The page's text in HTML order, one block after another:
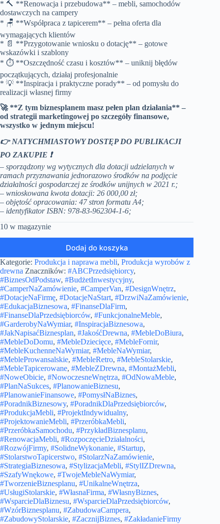
* 🔨 **Renowacja i przebudowa** – mebli, samochodów
dostawczych na campery
* 🪑 **Współpraca z tapicerem** – pełna oferta dla
wymagających klientów
* 📄 **Przygotowanie wniosku o dotację** – gotowe
wskazówki i szablony
* ⏱️ **Oszczędność czasu i kosztów** – uniknij błędów
początkujących, działaj profesjonalnie
* 💡 **Inspiracja i praktyczne porady** – od pomysłu do
realizacji własnej firmy
🚀 **Z tym biznesplanem masz pełen plan działania** –
od strategii marketingowej po szczegóły finansowe,
wszystko w jednym miejscu!
👉 NATYCHMIASTOWY DOSTĘP DO PUBLIKACJI
PO ZAKUPIE ❗
– sporządzony wg wytycznych dla dotacji udzielanych w
ramach przyznawania jednorazowo środków na podjęcie
działalności gospodarczej ze środków unijnych w 2021 r.;
– wnioskowana kwota dotacji: 26 000,00 zł;
– objętość opracowania: 47 stron formatu A4;
– identyfikator ISBN: 978-83-962304-1-6;
10 w magazynie
Dodaj do koszyka
Kategorie: Produkcja i naprawa mebli, Produkcja wyrobów z
drewna Znaczników: #ABCPrzedsiębiorcy,
#BiznesOdPodstaw, #BudżetInwestycyjny,
#CamperNaZamówienie, #CamperVan, #DesignWnętrz,
#DotacjeNaFirmę, #DotacjeNaStart, #DrzwiNaZamówienie,
#EdukacjaBiznesowa, #FinanseDlaFirm,
#FinanseDlaPrzedsiębiorców, #FunkcjonalneMeble,
#GarderobyNaWymiar, #InspiracjaBiznesowa,
#JakNapisaćBiznesplan, #JakośćDrewna, #MebleDoBiura,
#MebleDoDomu, #MebleDziecięce, #MebleFornir,
#MebleKuchenneNaWymiar, #MebleNaWymiar,
#MebleProwansalskie, #MebleRetro, #MebleStolarskie,
#MebleTapicerowane, #MebleZDrewna, #MontażMebli,
#NoweObicie, #NowoczesneWnętrza, #OdNowaMeble,
#PlanNaSukces, #PlanowanieBiznesu,
#PlanowanieFinansowe, #PomysłNaBiznes,
#PoradnikBiznesowy, #PoradnikDlaPrzedsiębiorców,
#ProdukcjaMebli, #ProjektIndywidualny,
#ProjektowanieMebli, #PrzeróbkaMebli,
#PrzeróbkaSamochodu, #PrzykładBiznesplanu,
#RenowacjaMebli, #RozpoczęcieDziałalności,
#RozwójFirmy, #SolidneWykonanie, #Startup,
#StolarstwoTapicerstwo, #StolarzNaZamówienie,
#StrategiaBiznesowa, #StylizacjaMebli, #StylIZDrewna,
#SzafyWnękowe, #TwojeMebleNaWymiar,
#TworzenieBiznesplanu, #UnikalneWnętrza,
#UsługiStolarskie, #WłasnaFirma, #WłasnyBiznes,
#WsparcieDlaBiznesu, #WsparcieDlaPrzedsiębiorców,
#WzórBiznesplanu, #ZabudowaCampera,
#ZabudowyStolarskie, #ZacznijBiznes, #ZakładanieFirmy